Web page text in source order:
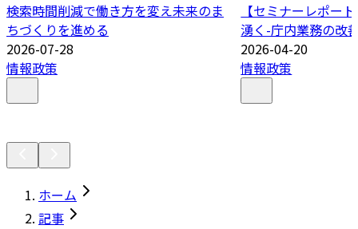
検索時間削減で働き方を変え未来のま
ちづくりを進める
2026-07-28
情報政策
【セミナーレポー
湧く-庁内業務の改
2026-04-20
情報政策
ホーム
記事